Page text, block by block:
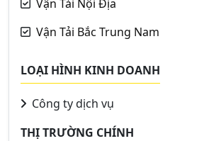
Vận Tải Nội Địa
Vận Tải Bắc Trung Nam
LOẠI HÌNH KINH DOANH
Công ty dịch vụ
THỊ TRƯỜNG CHÍNH